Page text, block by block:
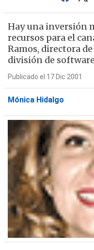
Hay una inversión
recursos para el
Ramos, directora
división de
Publicado el 17 Dic 2001
Mónica Hidalgo